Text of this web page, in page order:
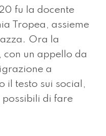
fu la docente
Tropea, assieme
Ora la
un appello da
a
il testo sui social,
possibili di fare